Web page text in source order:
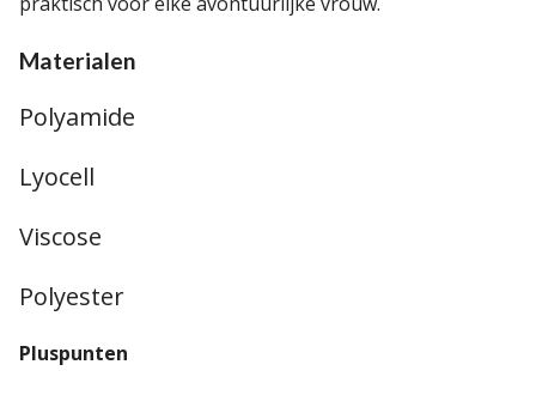
Materialen
Polyamide
Lyocell
Viscose
Polyester
Pluspunten